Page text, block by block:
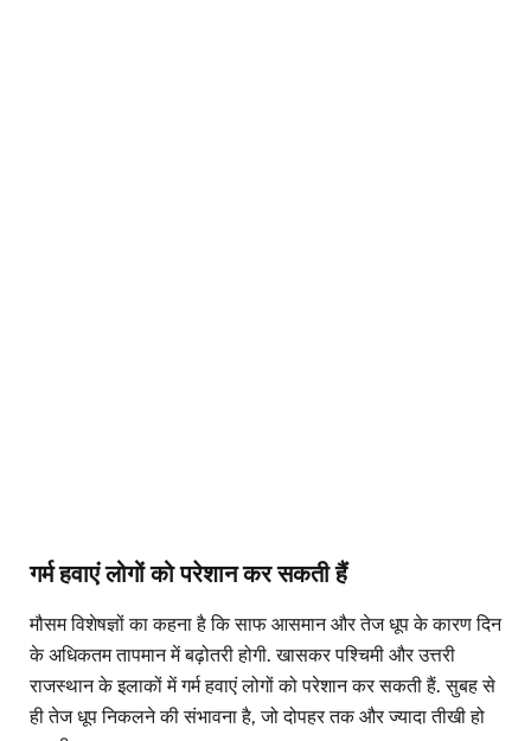
गर्म हवाएं लोगों को परेशान कर सकती हैं
मौसम विशेषज्ञों का कहना है कि साफ आसमान और तेज धूप के कारण दिन
के अधिकतम तापमान में बढ़ोतरी होगी. खासकर पश्चिमी और उत्तरी
राजस्थान के इलाकों में गर्म हवाएं लोगों को परेशान कर सकती हैं. सुबह से
ही तेज धूप निकलने की संभावना है, जो दोपहर तक और ज्यादा तीखी हो